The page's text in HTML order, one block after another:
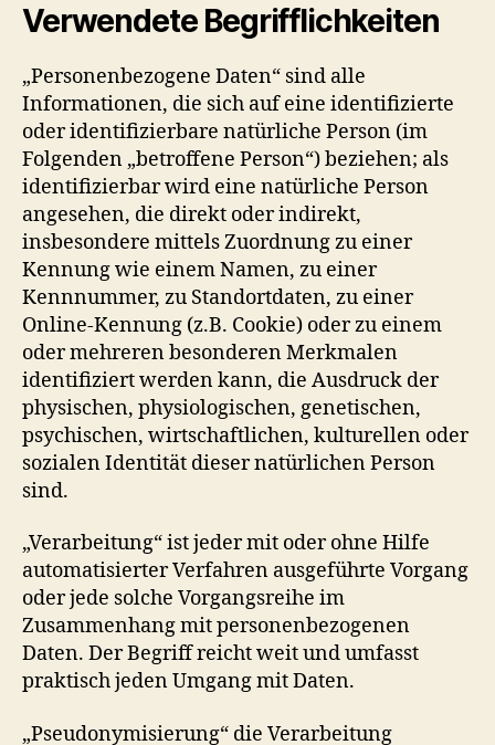
Verwendete Begrifflichkeiten
„Personenbezogene Daten“ sind alle
Informationen, die sich auf eine identifizierte
oder identifizierbare natürliche Person (im
Folgenden „betroffene Person“) beziehen; als
identifizierbar wird eine natürliche Person
angesehen, die direkt oder indirekt,
insbesondere mittels Zuordnung zu einer
Kennung wie einem Namen, zu einer
Kennnummer, zu Standortdaten, zu einer
Online-Kennung (z.B. Cookie) oder zu einem
oder mehreren besonderen Merkmalen
identifiziert werden kann, die Ausdruck der
physischen, physiologischen, genetischen,
psychischen, wirtschaftlichen, kulturellen oder
sozialen Identität dieser natürlichen Person
sind.
„Verarbeitung“ ist jeder mit oder ohne Hilfe
automatisierter Verfahren ausgeführte Vorgang
oder jede solche Vorgangsreihe im
Zusammenhang mit personenbezogenen
Daten. Der Begriff reicht weit und umfasst
praktisch jeden Umgang mit Daten.
„Pseudonymisierung“ die Verarbeitung